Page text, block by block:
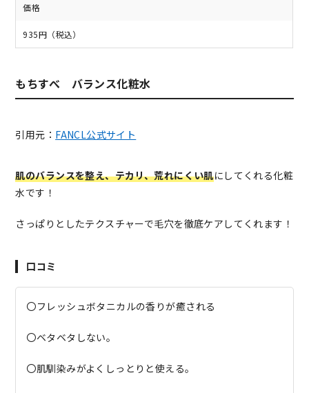
価格
935円（税込）
もちすべ バランス化粧水
引用元： FANCL公式サイト
肌のバランスを整え、テカリ、荒れにくい肌にしてくれる化粧
水です！
さっぱりとしたテクスチャーで毛穴を徹底ケアしてくれます！
口コミ
〇フレッシュボタニカルの香りが癒される
〇ベタベタしない。
〇肌馴染みがよくしっとりと使える。